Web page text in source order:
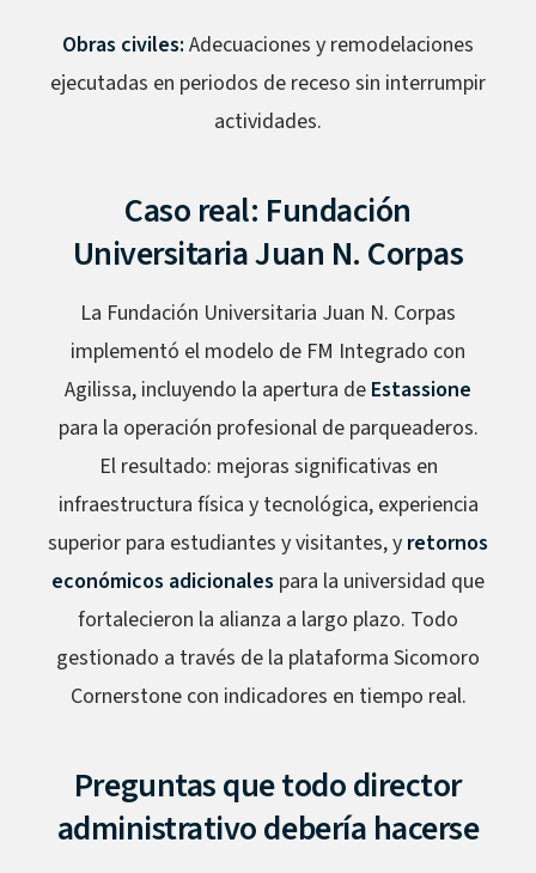
Obras civiles: Adecuaciones y remodelaciones
ejecutadas en periodos de receso sin interrumpir
actividades.
Caso real: Fundación
Universitaria Juan N. Corpas
La Fundación Universitaria Juan N. Corpas
implementó el modelo de FM Integrado con
Agilissa, incluyendo la apertura de Estassione
para la operación profesional de parqueaderos.
El resultado: mejoras significativas en
infraestructura física y tecnológica, experiencia
superior para estudiantes y visitantes, y retornos
económicos adicionales para la universidad que
fortalecieron la alianza a largo plazo. Todo
gestionado a través de la plataforma Sicomoro
Cornerstone con indicadores en tiempo real.
Preguntas que todo director
administrativo debería hacerse